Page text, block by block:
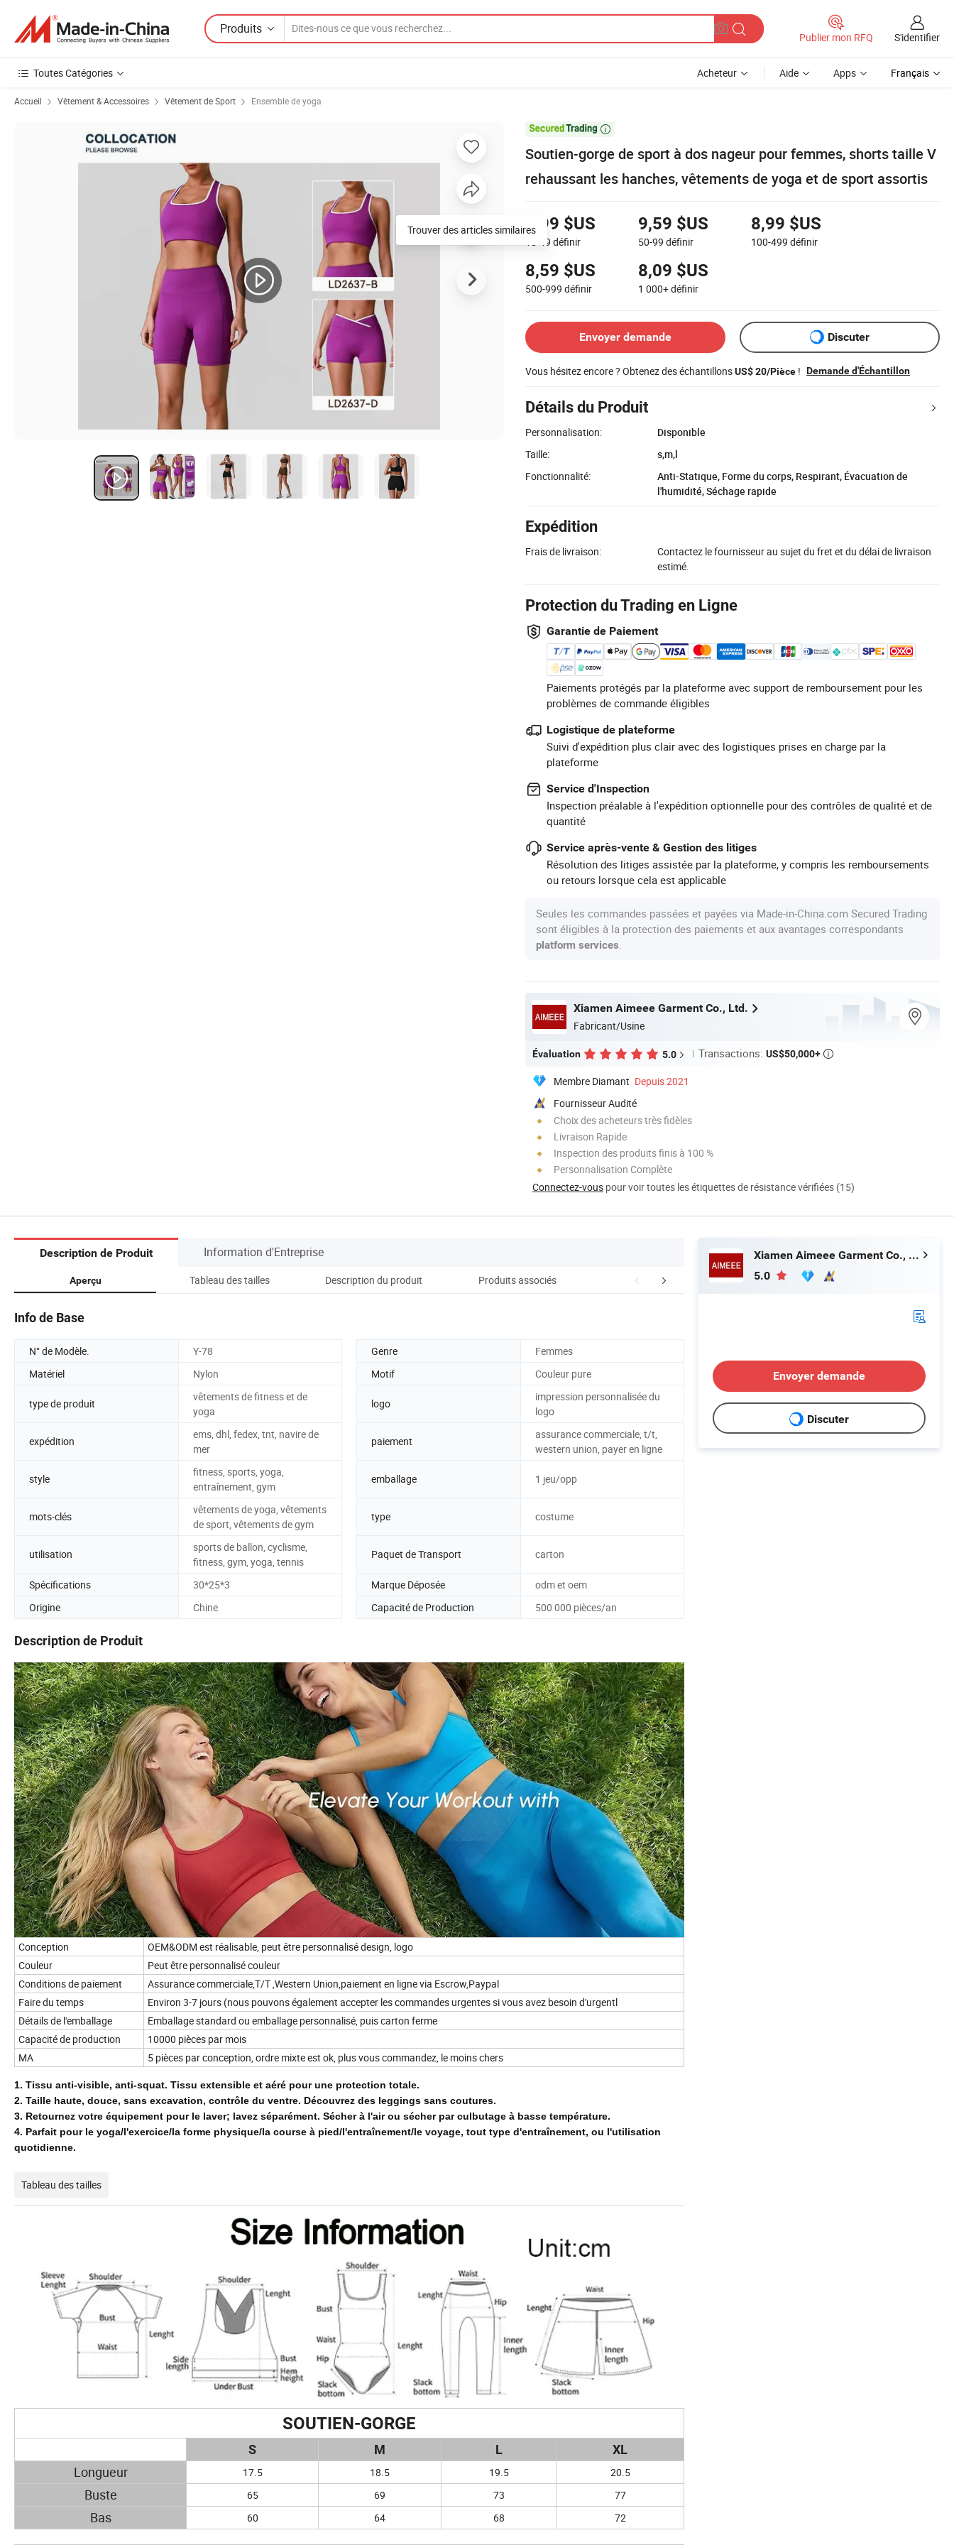
Produits
Publier mon RFQ S'identifier
Toutes Catégories Acheteur Aide Apps Français
Accueil Vêtement & Accessoires Vêtement de Sport Ensemble de yoga

Soutien-gorge de sport à dos nageur pour femmes, shorts taille V
rehaussant les hanches, vêtements de yoga et de sport assortis
9,99 $US
15-49 définir
9,59 $US
50-99 définir
8,99 $US
100-499 définir
8,59 $US
500-999 définir
8,09 $US
1 000+définir
Envoyer demande Discuter
Vous hésitez encore ? Obtenez des échantillonsUS$ 20/Pièce ! Demande d'Échantillon
Détails du Produit
Personnalisation:
Disponible
Taille:
s,m,l
Fonctionnalité:
Anti-Statique, Forme du corps, Respirant, Évacuation de
l'humidité, Séchage rapide
Expédition
Frais de livraison:
Contactez le fournisseur au sujet du fret et du délai de livraison
estimé.
Protection du Trading en Ligne
Garantie de Paiement
Paiements protégés par la plateforme avec support de remboursement pour les
problèmes de commande éligibles
Logistique de plateforme
Suivi d'expédition plus clair avec des logistiques prises en charge par la
plateforme
Service d'Inspection
Inspection préalable à l'expédition optionnelle pour des contrôles de qualité et de
quantité
Service après-vente & Gestion des litiges
Résolution des litiges assistée par la plateforme, y compris les remboursements
ou retours lorsque cela est applicable
Seules les commandes passées et payées via Made-in-China.com Secured Trading
sont éligibles à la protection des paiements et aux avantages correspondants
platform services
Xiamen Aimeee Garment Co., Ltd.
Fabricant/Usine
Évaluation 5.0 Transactions: US$50,000+ 
Membre Diamant Depuis 2021
Fournisseur Audité
Choix des acheteurs très fidèles
Livraison Rapide
Inspection des produits finis à 100 %
Personnalisation Complète
Connectez-vous pour voir toutes les étiquettes de résistance vérifiées (15)
Trouver des articles similaires
Description de Produit Information d'Entreprise
Aperçu Tableau des tailles Description du produit Produits associés Service personnalisé Profil de l'entreprise
Info de Base
N° de Modèle. Y-78 Genre
Femmes
Matériel
Nylon Motif Couleur pure
type de produit
vêtements de fitness et de
yoga
logo
impression personnalisée du
logo
expédition
ems, dhl, fedex, tnt, navire de
mer
paiement
assurance commerciale, t/t,
western union, payer en ligne
style
fitness, sports, yoga,
entraînement, gym
emballage 1 jeu/opp
mots-clés
vêtements de yoga, vêtements
de sport, vêtements de gym
type costume
utilisation
sports de ballon, cyclisme,
fitness, gym, yoga, tennis
Paquet de Transport carton
Spécifications 30*25*3 Marque Déposée
odm et oem
Origine
Chine Capacité de Production 500 000 pièces/an
Description de Produit
Conception
OEM&ODM est réalisable, peut être personnalisé design, logo
Couleur
Peut être personnalisé couleur
Conditions de paiement
Assurance commerciale,T/T ,Western Union,paiement en ligne via Escrow,Paypal
Faire du temps
Environ 3-7 jours (nous pouvons également accepter les commandes urgentes si vous avez besoin d'urgentl
Détails de l'emballage
Emballage standard ou emballage personnalisé, puis carton ferme
Capacité de production
10000 pièces par mois
MA
5 pièces par conception, ordre mixte est ok, plus vous commandez, le moins chers
1. Tissu anti-visible, anti-squat. Tissu extensible et aéré pour une protection totale.
2. Taille haute, douce, sans excavation, contrôle du ventre. Découvrez des leggings sans coutures.
3. Retournez votre équipement pour le laver; lavez séparément. Sécher à l'air ou sécher par culbutage à basse température.
4. Parfait pour le yoga/l'exercice/la forme physique/la course à pied/l'entraînement/le voyage, tout type d'entraînement, ou l'utilisation
quotidienne.
Tableau des tailles
SOUTIEN-GORGE
S M L XL
Longueur 17.5 18.5 19.5 20.5
Buste 65 69 73 77
Bas 60 64 68 72
Xiamen Aimeee Garment Co., Ltd.
5.0
Envoyer demande
Discuter